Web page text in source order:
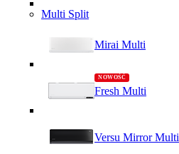
Multi Split
Mirai Multi
Fresh Multi
Versu Mirror Multi